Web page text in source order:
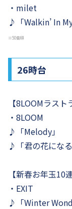
・milet
♪「Walkin’ In My
※50音順
26時台
【8LOOMラスト
・8LOOM
♪「Melody」
♪「君の花になる
【新春お年玉10
・EXIT
♪「Winter